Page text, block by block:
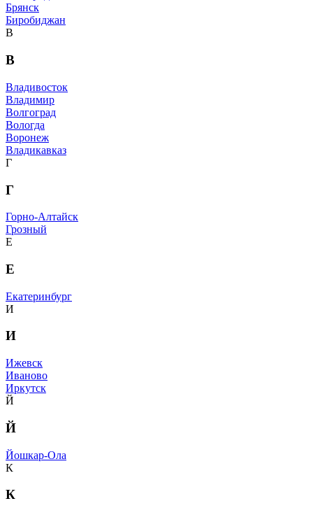
Брянск
Биробиджан
В
В
Владивосток
Владимир
Волгоград
Вологда
Воронеж
Владикавказ
Г
Г
Горно-Алтайск
Грозный
Е
Е
Екатеринбург
И
И
Ижевск
Иваново
Иркутск
Й
Й
Йошкар-Ола
К
К